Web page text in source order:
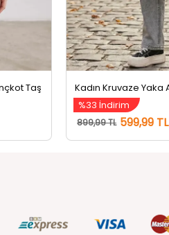
Taş
%33 İndirim
899,99 TL 599,99 TL